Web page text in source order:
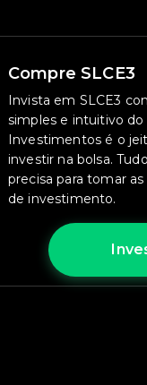
Compre SLCE3
Invista em SLCE3
simples e intuitivo do
Investimentos é o
investir na bolsa.
precisa para tomar
de investimento.